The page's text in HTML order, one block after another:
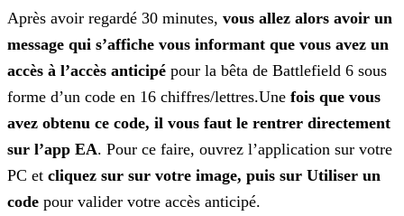
Après avoir regardé 30 minutes, vous allez alors avoir un
message qui s’affiche vous informant que vous avez un
accès à l’accès anticipé pour la bêta de Battlefield 6 sous
forme d’un code en 16 chiffres/lettres.Une fois que vous
avez obtenu ce code, il vous faut le rentrer directement
sur l’app EA. Pour ce faire, ouvrez l’application sur votre
PC et cliquez sur sur votre image, puis sur Utiliser un
code pour valider votre accès anticipé.